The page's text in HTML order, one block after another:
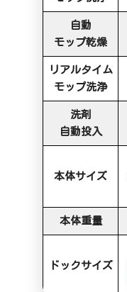
自動
モップ乾燥
リアルタイム
モップ洗浄
洗剤
自動投入
本体サイズ
本体重量
ドックサイズ